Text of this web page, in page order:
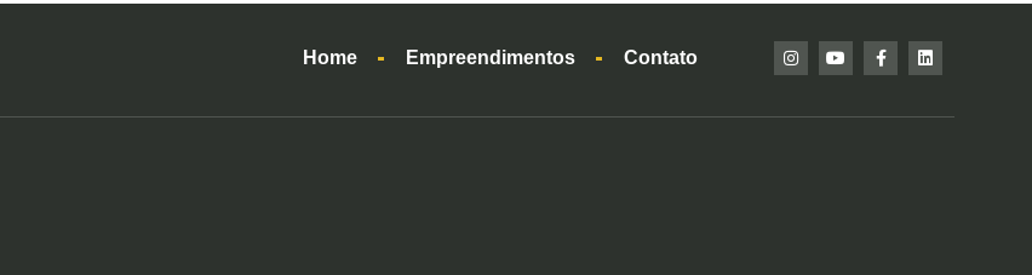
Home Empreendimentos Contato